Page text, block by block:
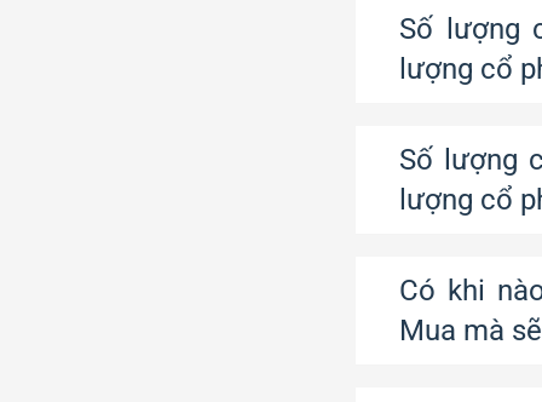
Số lượng
lượng cổ
Số lượng
lượng cổ
Có khi
Mua mà